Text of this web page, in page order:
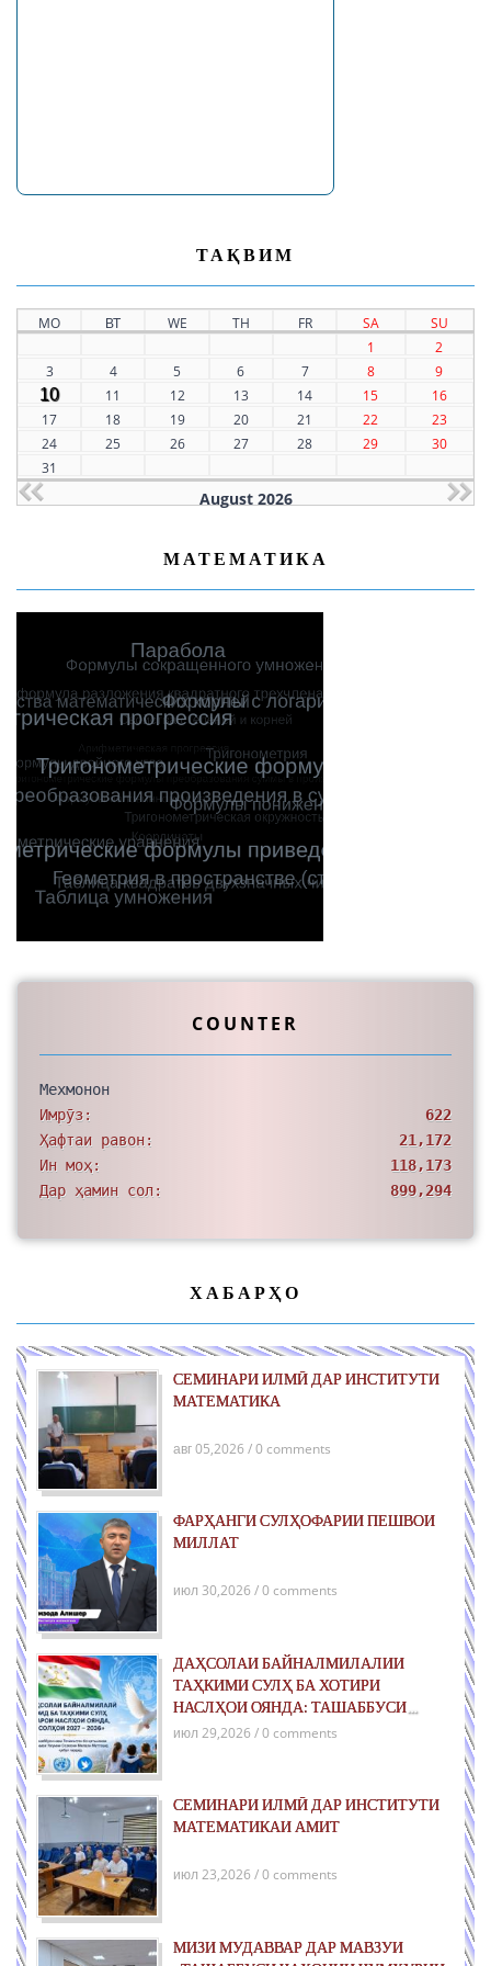
ТАҚВИМ
MO ВТ WE TH FR SA
SU
1
2
3
4 5 6 7 8
9
10
11 12 13 14 15
16
17
18 19 20 21 22
23
24
25 26 27 28 29
30
31
August 2026
МАТЕМАТИКА
COUNTER
Мехмонон
Имрӯз:
622
Ҳафтаи равон:
21,172
Ин моҳ:
118,173
Дар ҳамин сол:
899,294
ХАБАРҲО
СЕМИНАРИ ИЛМӢ ДАР ИНСТИТУТИ
МАТЕМАТИКА
авг 05,2026 / 0 comments
ФАРҲАНГИ СУЛҲОФАРИИ ПЕШВОИ
МИЛЛАТ
июл 30,2026 / 0 comments
ДАҲСОЛАИ БАЙНАЛМИЛАЛИИ
ТАҲКИМИ СУЛҲ БА ХОТИРИ
НАСЛҲОИ ОЯНДА: ТАШАББУСИ
ҶАҲОНИИ ҶУМҲУРИИ ТОҶИКИСТОН
июл 29,2026 / 0 comments
СЕМИНАРИ ИЛМӢ ДАР ИНСТИТУТИ
МАТЕМАТИКАИ АМИТ
июл 23,2026 / 0 comments
МИЗИ МУДАВВАР ДАР МАВЗУИ